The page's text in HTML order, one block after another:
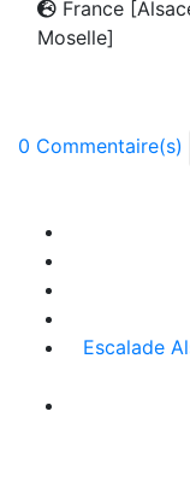
France
Moselle]
0 Commentaire(s)
Escalade